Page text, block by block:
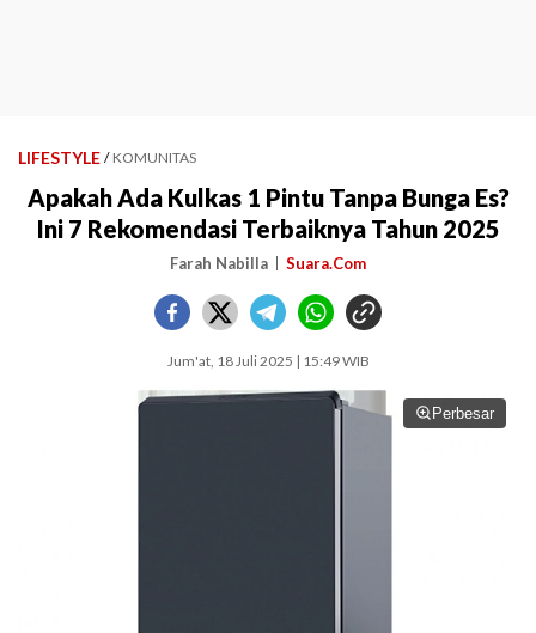
LIFESTYLE / KOMUNITAS
Apakah Ada Kulkas 1 Pintu Tanpa Bunga Es?
Ini 7 Rekomendasi Terbaiknya Tahun 2025
Farah Nabilla Suara.Com
Jum'at, 18 Juli 2025 | 15:49 WIB
Perbesar